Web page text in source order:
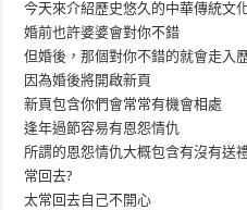
今天來介紹歷史悠久的中華傳統文
婚前也許婆婆會對你不錯
但婚後，那個對你不錯的就會走入
因為婚後將開啟新頁
新頁包含你們會常常有機會相處
逢年過節容易有恩怨情仇
所謂的恩怨情仇大概包含有沒有送
常回去?
太常回去自己不開心